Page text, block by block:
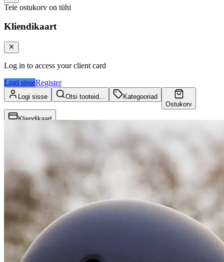
Teie ostukorv on tühi
Kliendikaart
Log in to access your client card
Logi sisseRegister
Logi sisse Otsi tooteid...
Kategooriad
Ostukorv
Kliendikaart